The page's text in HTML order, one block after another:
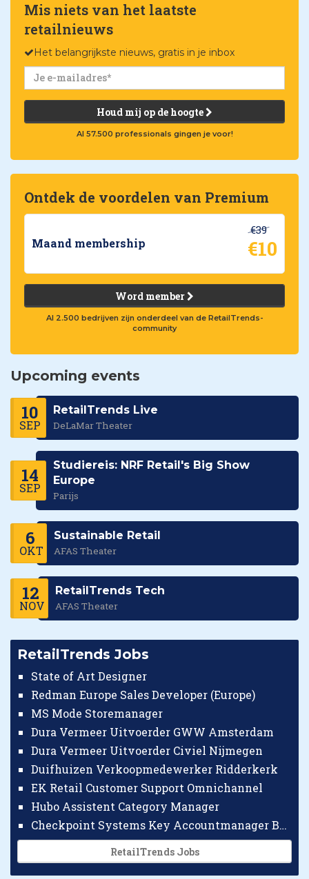
Mis niets van het laatste
retailnieuws
Het belangrijkste nieuws, gratis in je inbox
Houd mij op de hoogte
Al 57.500 professionals gingen je voor!
Ontdek de voordelen van Premium
Maand membership
€39
€10
Word member
Al 2.500 bedrijven zijn onderdeel van de RetailTrends-
community
Upcoming events
10
SEP
RetailTrends Live
DeLaMar Theater
14
SEP
Studiereis: NRF Retail's Big Show
Europe
Parijs
6
OKT
Sustainable Retail
AFAS Theater
12
NOV
RetailTrends Tech
AFAS Theater
RetailTrends Jobs
State of Art Designer
Redman Europe Sales Developer (Europe)
MS Mode Storemanager
Dura Vermeer Uitvoerder GWW Amsterdam
Dura Vermeer Uitvoerder Civiel Nijmegen
Duifhuizen Verkoopmedewerker Ridderkerk
EK Retail Customer Support Omnichannel
Hubo Assistent Category Manager
Checkpoint Systems Key Accountmanager Benelux
RetailTrends Jobs